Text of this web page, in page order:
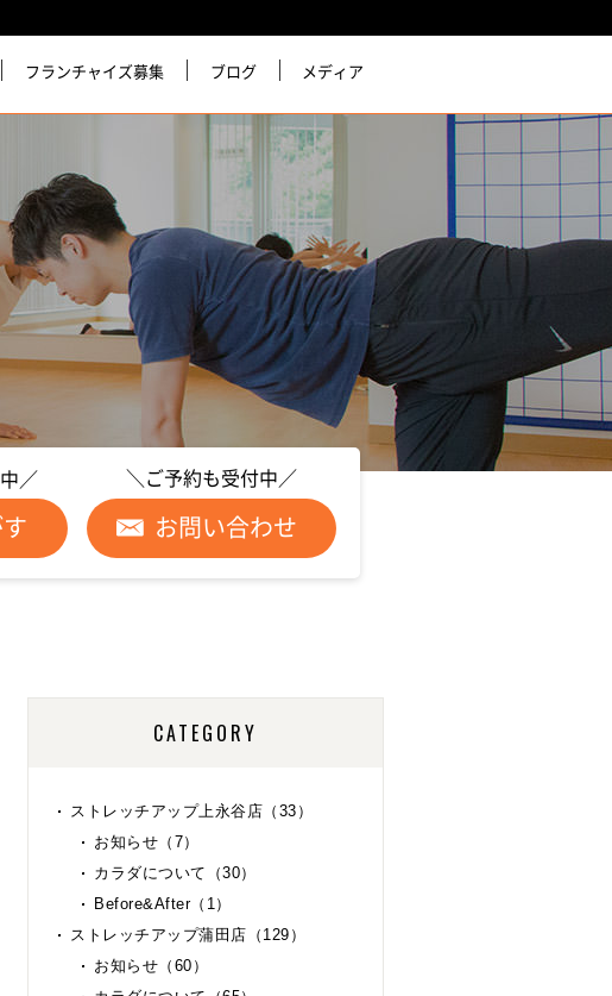
フランチャイズ募集 ブログ メディア
／ ＼ご予約も受付中／
お問い合わせ
CATEGORY
ストレッチアップ上永谷店（33）
お知らせ（7）
カラダについて（30）
Before&After（1）
ストレッチアップ蒲田店（129）
お知らせ（60）